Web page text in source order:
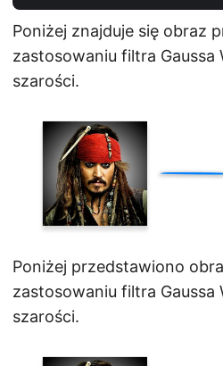
Poniżej znajduje się obraz
zastosowaniu filtra Gaussa
szarości.
Poniżej przedstawiono
zastosowaniu filtra Gaussa
szarości.